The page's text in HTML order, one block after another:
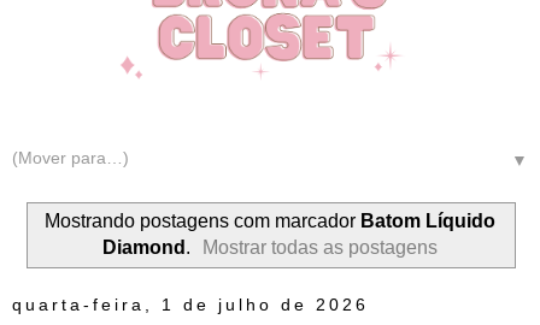
▼
Mostrando postagens com marcador Batom Líquido
Diamond . Mostrar todas as postagens
quarta-feira, 1 de julho de 2026